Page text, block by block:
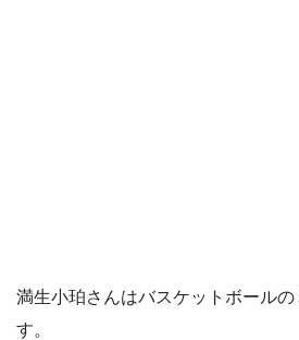
満生小珀さんはバスケットボール
す。